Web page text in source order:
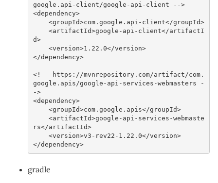
google.api-client/google-api-client -->
<dependency>
<groupId>com.google.api-client</groupId>
<artifactId>google-api-client</artifactI
d>
<version>1.22.0</version>
</dependency>
<!-- https://mvnrepository.com/artifact/com.
google.apis/google-api-services-webmasters -
->
<dependency>
<groupId>com.google.apis</groupId>
<artifactId>google-api-services-webmaste
rs</artifactId>
<version>v3-rev22-1.22.0</version>
</dependency>
gradle